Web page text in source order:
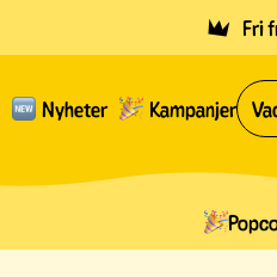
Fri
Nyheter Kampanjer